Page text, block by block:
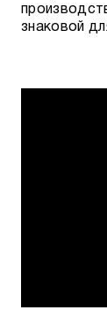
знаковой